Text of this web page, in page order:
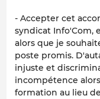
- Accepter cet
syndicat Info'Com,
alors que je
poste promis.
injuste et
incompétence
formation au lieu